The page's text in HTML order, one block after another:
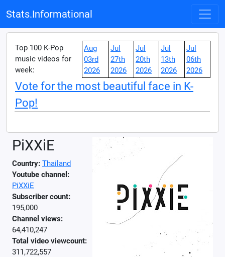
Stats.Informational
Top 100 K-Pop
music videos for
week:
Aug
03rd
2026
Jul
27th
2026
Jul
20th
2026
Jul
13th
2026
Jul
06th
2026
Vote for the most beautiful face in K-
Pop!
PiXXiE
Country: Thailand
Youtube channel:
PiXXiE
Subscriber count:
195,000
Channel views:
64,410,247
Total video viewcount:
311,722,557